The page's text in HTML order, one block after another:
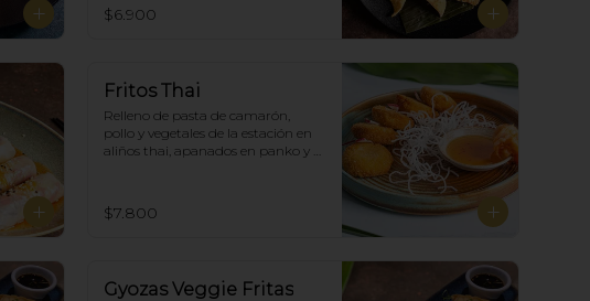
$6.900
Fritos Thai
Relleno de pasta de camarón,
pollo y vegetales de la estación en
aliños thai, apanados en panko y
$7.800
Gyozas Veggie Fritas